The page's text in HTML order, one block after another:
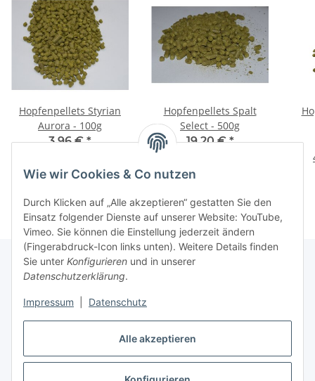
Alle akzeptieren
Wie wir Cookies & Co nutzen
Durch Klicken auf „Alle akzeptieren“ gestatten Sie den
Einsatz folgender Dienste auf unserer Website: YouTube,
Vimeo. Sie können die Einstellung jederzeit ändern
(Fingerabdruck-Icon links unten). Weitere Details finden
Sie unter Konfigurieren und in unserer
Datenschutzerklärung.
Impressum Datenschutz
Hopfenpellets Styrian
Aurora - 100g
3,96 €*
Hopfenpellets Spalt
Select - 500g
19,20 €*